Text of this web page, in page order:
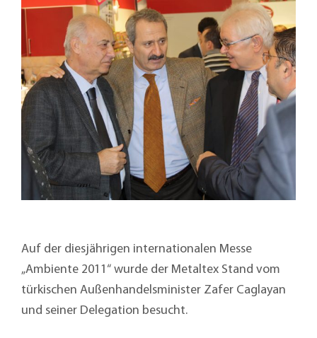
Auf der diesjährigen internationalen Messe
„Ambiente 2011“ wurde der Metaltex Stand vom
türkischen Außenhandelsminister Zafer Caglayan
und seiner Delegation besucht.